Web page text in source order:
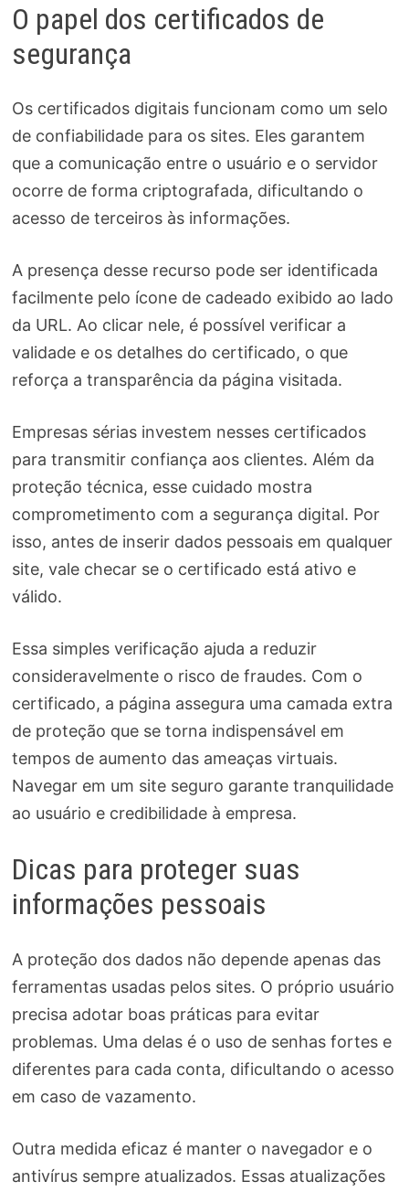
O papel dos certificados de
segurança
Os certificados digitais funcionam como um selo
de confiabilidade para os sites. Eles garantem
que a comunicação entre o usuário e o servidor
ocorre de forma criptografada, dificultando o
acesso de terceiros às informações.
A presença desse recurso pode ser identificada
facilmente pelo ícone de cadeado exibido ao lado
da URL. Ao clicar nele, é possível verificar a
validade e os detalhes do certificado, o que
reforça a transparência da página visitada.
Empresas sérias investem nesses certificados
para transmitir confiança aos clientes. Além da
proteção técnica, esse cuidado mostra
comprometimento com a segurança digital. Por
isso, antes de inserir dados pessoais em qualquer
site, vale checar se o certificado está ativo e
válido.
Essa simples verificação ajuda a reduzir
consideravelmente o risco de fraudes. Com o
certificado, a página assegura uma camada extra
de proteção que se torna indispensável em
tempos de aumento das ameaças virtuais.
Navegar em um site seguro garante tranquilidade
ao usuário e credibilidade à empresa.
Dicas para proteger suas
informações pessoais
A proteção dos dados não depende apenas das
ferramentas usadas pelos sites. O próprio usuário
precisa adotar boas práticas para evitar
problemas. Uma delas é o uso de senhas fortes e
diferentes para cada conta, dificultando o acesso
em caso de vazamento.
Outra medida eficaz é manter o navegador e o
antivírus sempre atualizados. Essas atualizações